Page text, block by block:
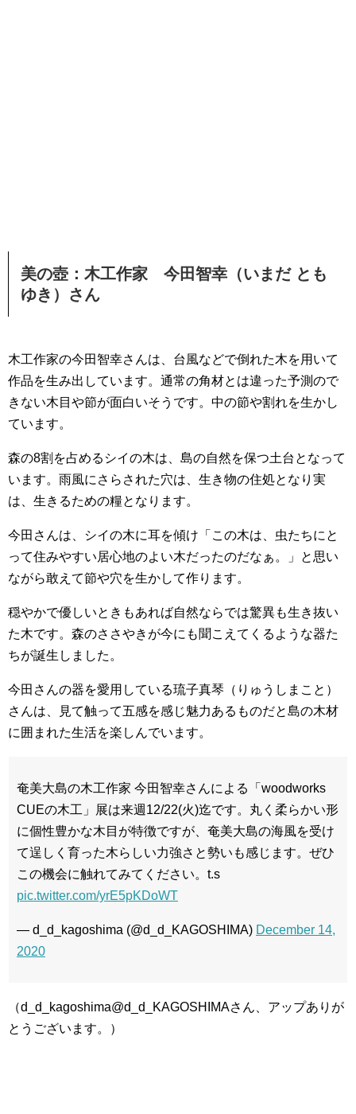
美の壺：木工作家 今田智幸（いまだ とも
ゆき）さん
木工作家の今田智幸さんは、台風などで倒れた木を用いて
作品を生み出しています。通常の角材とは違った予測ので
きない木目や節が面白いそうです。中の節や割れを生かし
ています。
森の8割を占めるシイの木は、島の自然を保つ土台となって
います。雨風にさらされた穴は、生き物の住処となり実
は、生きるための糧となります。
今田さんは、シイの木に耳を傾け「この木は、虫たちにと
って住みやすい居心地のよい木だったのだなぁ。」と思い
ながら敢えて節や穴を生かして作ります。
穏やかで優しいときもあれば自然ならでは驚異も生き抜い
た木です。森のささやきが今にも聞こえてくるような器た
ちが誕生しました。
今田さんの器を愛用している琉子真琴（りゅうしまこと）
さんは、見て触って五感を感じ魅力あるものだと島の木材
に囲まれた生活を楽しんでいます。
奄美大島の木工作家 今田智幸さんによる「woodworks
CUEの木工」展は来週12/22(火)迄です。丸く柔らかい形
に個性豊かな木目が特徴ですが、奄美大島の海風を受け
て逞しく育った木らしい力強さと勢いも感じます。ぜひ
この機会に触れてみてください。t.s
pic.twitter.com/yrE5pKDoWT
— d_d_kagoshima (@d_d_KAGOSHIMA) December 14,
2020
（d_d_kagoshima@d_d_KAGOSHIMAさん、アップありが
とうございます。）